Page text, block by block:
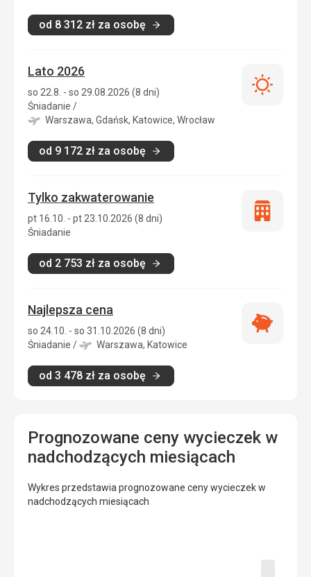
od 8 312 zł za osobę
Lato 2026
so 22.8. - so 29.08.2026 (8 dni)
Śniadanie /
Warszawa, Gdańsk, Katowice, Wrocław
od 9 172 zł za osobę
Lato
Tylko zakwaterowanie
pt 16.10. - pt 23.10.2026 (8 dni)
Śniadanie
od 2 753 zł za osobę
Tylko
Najlepsza cena
so 24.10. - so 31.10.2026 (8 dni)
Śniadanie / Warszawa, Katowice
od 3 478 zł za osobę
Najlepsza
Prognozowane ceny wycieczek w
nadchodzących miesiącach
Wykres przedstawia prognozowane ceny wycieczek w
nadchodzących miesiącach